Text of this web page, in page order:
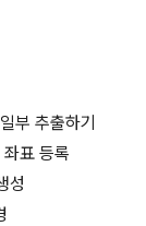
부 추출하기
표 등록
성